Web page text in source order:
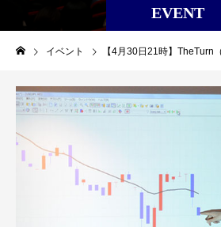
EVENT
イベント 【4月30日21時】TheTurn